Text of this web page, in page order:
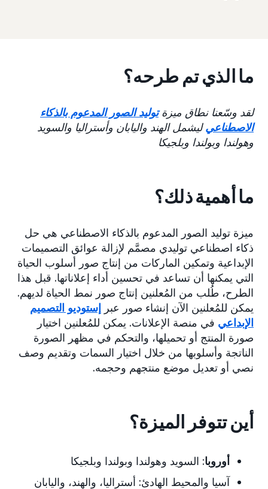
ما الذي تم طرحه؟
لقد وسّعنا نطاق ميزةتوليد الصور المدعوم بالذكاء
الاصطناعيليشمل الهند واليابان وأستراليا والسويد
وهولندا وبولندا وبلجيكا
ما أهمية ذلك؟
ميزة توليد الصور المدعوم بالذكاء الاصطناعي هي حل
ذكاء اصطناعي توليدي مصمَّم لإزالة عوائق التصميمات
الإبداعية وتمكين الماركات من إنتاج صور أسلوب الحياة
التي يمكنها أن تساعد في تحسين أداء إعلاناتها. قبل هذا
الطرح، طُلب من المُعلنين إنتاج صور نمط الحياة لديهم.
يمكن للمُعلنين الآن إنشاء صور عبر إستوديو التصميم
الإبداعي في منصة الإعلانات. يمكن للمُعلنين اختيار
صورة المنتج أو تحميلها، والتحكم في مظهر الصورة
الناتجة وأسلوبها من خلال اختيار السمات وتقديم وصف
نصي أو تعديل موضع منتجهم وحجمه.
أين تتوفر الميزة؟
أوروبا: السويد وهولندا وبولندا وبلجيكا
آسيا والمحيط الهادئ: أستراليا، والهند، واليابان